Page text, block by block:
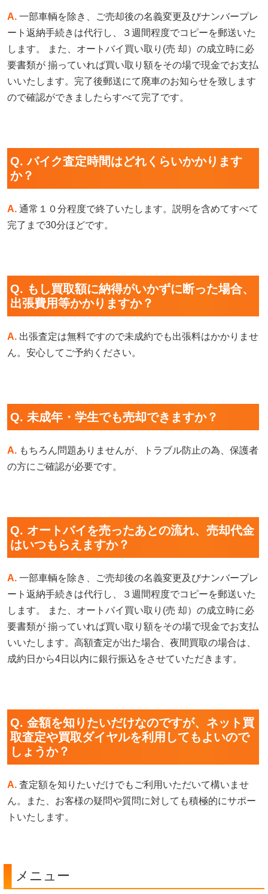
A. 一部車輌を除き、ご売却後の名義変更及びナンバープレ
ート返納手続きは代行し、３週間程度でコピーを郵送いた
します。 また、オートバイ買い取り(売 却）の成立時に必
要書類が 揃っていれば買い取り額をその場で現金でお支払
いいたします。完了後郵送にて廃車のお知らせを致します
ので確認ができましたらすべて完了です。
Q. バイク査定時間はどれくらいかかります
か？
A. 通常１０分程度で終了いたします。説明を含めてすべて
完了まで30分ほどです。
Q. もし買取額に納得がいかずに断った場合、
出張費用等かかりますか？
A. 出張査定は無料ですので未成約でも出張料はかかりませ
ん。安心してご予約ください。
Q. 未成年・学生でも売却できますか？
A. もちろん問題ありませんが、トラブル防止の為、保護者
の方にご確認が必要です。
Q. オートバイを売ったあとの流れ、売却代金
はいつもらえますか？
A. 一部車輌を除き、ご売却後の名義変更及びナンバープレ
ート返納手続きは代行し、３週間程度でコピーを郵送いた
します。 また、オートバイ買い取り(売 却）の成立時に必
要書類が 揃っていれば買い取り額をその場で現金でお支払
いいたします。高額査定が出た場合、夜間買取の場合は、
成約日から4日以内に銀行振込をさせていただきます。
Q. 金額を知りたいだけなのですが、ネット買
取査定や買取ダイヤルを利用してもよいので
しょうか？
A. 査定額を知りたいだけでもご利用いただいて構いませ
ん。また、お客様の疑問や質問に対しても積極的にサポー
トいたします。
メニュー